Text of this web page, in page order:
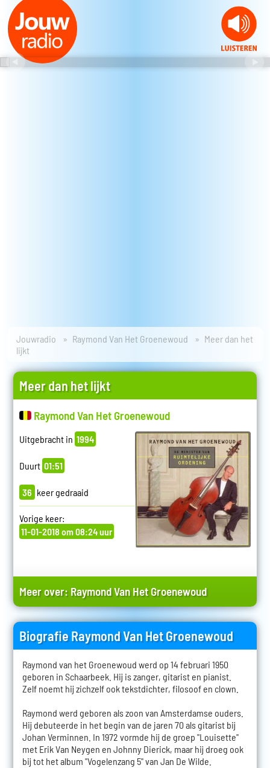
Jouwradio Raymond Van Het Groenewoud
Meer dan het
lijkt
Meer dan het lijkt
Raymond Van Het Groenewoud
Uitgebracht in 1994
Duurt 01:51
36 keer gedraaid
Vorige keer:
11-01-2018 om 08:24 uur
Meer over: Raymond Van Het Groenewoud
Biografie Raymond Van Het Groenewoud
Raymond van het Groenewoud werd op 14 februari 1950
geboren in Schaarbeek. Hij is zanger, gitarist en pianist.
Zelf noemt hij zichzelf ook tekstdichter, filosoof en clown.
Raymond werd geboren als zoon van Amsterdamse ouders.
Hij debuteerde in het begin van de jaren 70 als gitarist bij
Johan Verminnen. In 1972 vormde hij de groep "Louisette"
met Erik Van Neygen en Johnny Dierick, maar hij droeg ook
bij tot het album "Vogelenzang 5" van Jan De Wilde.